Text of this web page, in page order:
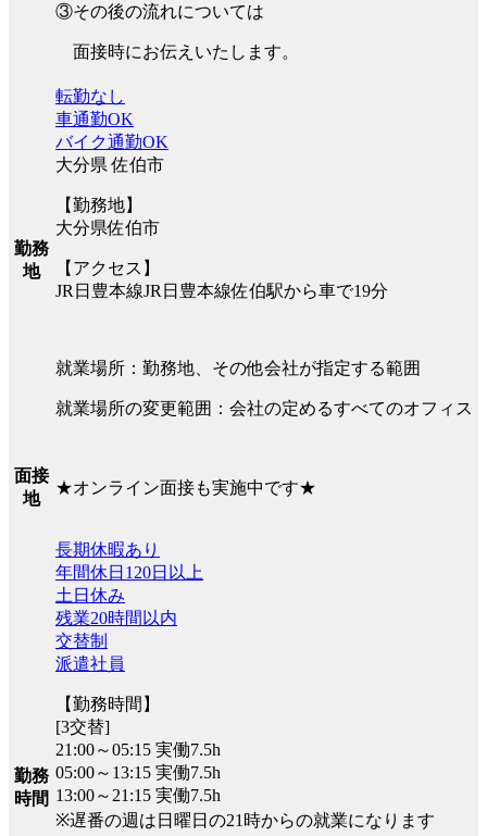
③その後の流れについては
面接時にお伝えいたします。
勤務
地
転勤なし
車通勤OK
バイク通勤OK
大分県 佐伯市
【勤務地】
大分県佐伯市
【アクセス】
JR日豊本線JR日豊本線佐伯駅から車で19分
就業場所：勤務地、その他会社が指定する範囲
就業場所の変更範囲：会社の定めるすべてのオフィス
面接
地
★オンライン面接も実施中です★
勤務
時間
長期休暇あり
年間休日120日以上
土日休み
残業20時間以内
交替制
派遣社員
【勤務時間】
[3交替]
21:00～05:15 実働7.5h
05:00～13:15 実働7.5h
13:00～21:15 実働7.5h
※遅番の週は日曜日の21時からの就業になります